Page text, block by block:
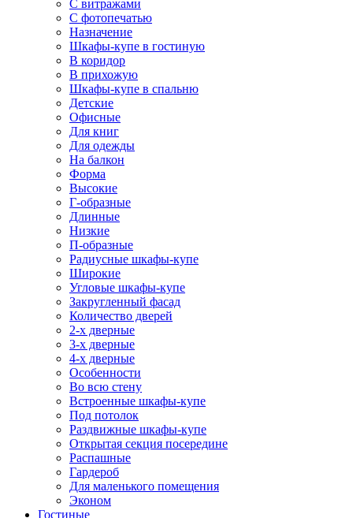
С витражами
С фотопечатью
Назначение
Шкафы-купе в гостиную
В коридор
В прихожую
Шкафы-купе в спальню
Детские
Офисные
Для книг
Для одежды
На балкон
Форма
Высокие
Г-образные
Длинные
Низкие
П-образные
Радиусные шкафы-купе
Широкие
Угловые шкафы-купе
Закругленный фасад
Количество дверей
2-х дверные
3-х дверные
4-х дверные
Особенности
Во всю стену
Встроенные шкафы-купе
Под потолок
Раздвижные шкафы-купе
Открытая секция посередине
Распашные
Гардероб
Для маленького помещения
Эконом
Гостиные